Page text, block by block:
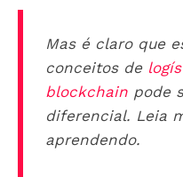
Mas é claro que
conceitos de
blockchain pode
diferencial. Leia
aprendendo.